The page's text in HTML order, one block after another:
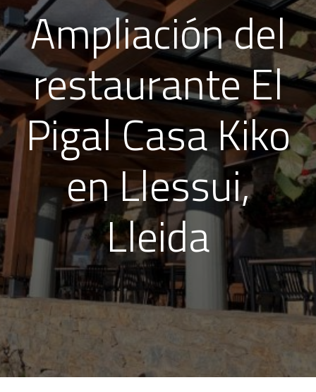
Ampliación del
restaurante El
Pigal Casa Kiko
en Llessui,
Lleida